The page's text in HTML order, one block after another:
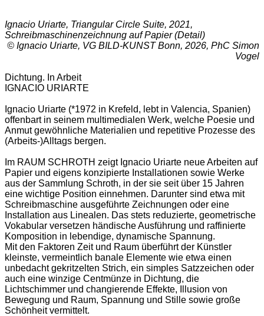
Ignacio Uriarte, Triangular Circle Suite, 2021,
Schreibmaschinenzeichnung auf Papier (Detail)
© Ignacio Uriarte, VG BILD-KUNST Bonn, 2026, PhC Simon
Vogel
Dichtung. In Arbeit
IGNACIO URIARTE
Ignacio Uriarte (*1972 in Krefeld, lebt in Valencia, Spanien)
offenbart in seinem multimedialen Werk, welche Poesie und
Anmut gewöhnliche Materialien und repetitive Prozesse des
(Arbeits-)Alltags bergen.
Im RAUM SCHROTH zeigt Ignacio Uriarte neue Arbeiten auf
Papier und eigens konzipierte Installationen sowie Werke
aus der Sammlung Schroth, in der sie seit über 15 Jahren
eine wichtige Position einnehmen. Darunter sind etwa mit
Schreibmaschine ausgeführte Zeichnungen oder eine
Installation aus Linealen. Das stets reduzierte, geometrische
Vokabular versetzen händische Ausführung und raffinierte
Komposition in lebendige, dynamische Spannung.
Mit den Faktoren Zeit und Raum überführt der Künstler
kleinste, vermeintlich banale Elemente wie etwa einen
unbedacht gekritzelten Strich, ein simples Satzzeichen oder
auch eine winzige Centmünze in Dichtung, die
Lichtschimmer und changierende Effekte, Illusion von
Bewegung und Raum, Spannung und Stille sowie große
Schönheit vermittelt.